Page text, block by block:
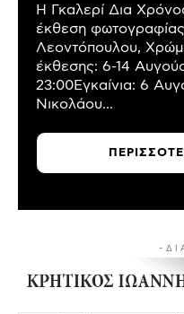
Η Γκαλερί Δια
έκθεση
Λεοντόπουλου,
έκθεσης: 6-14
23:00Εγκαίνια: 6
Νικολάου...
- Δ Ι